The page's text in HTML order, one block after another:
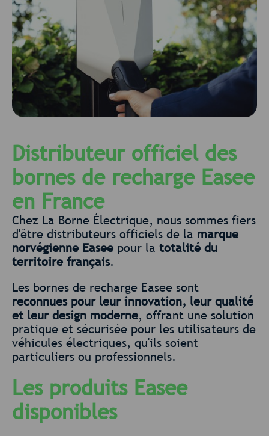
Distributeur officiel des
bornes de recharge Easee
en France
Chez La Borne Électrique, nous sommes fiers
d'être distributeurs officiels de la marque
norvégienne Easee pour la totalité du
territoire français.
Les bornes de recharge Easee sont
reconnues pour leur innovation, leur qualité
et leur design moderne, offrant une solution
pratique et sécurisée pour les utilisateurs de
véhicules électriques, qu'ils soient
particuliers ou professionnels.
Les produits Easee
disponibles